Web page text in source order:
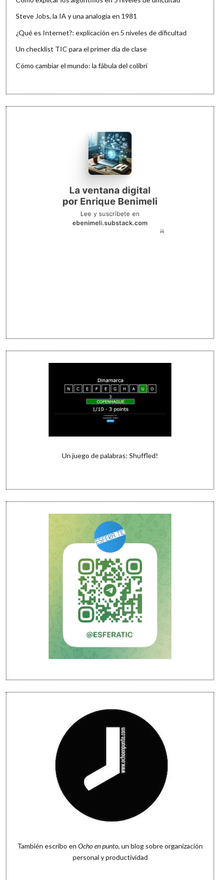
Steve Jobs, la IA y una analogía en 1981
¿Qué es Internet?: explicación en 5 niveles de dificultad
Un checklist TIC para el primer día de clase
Cómo cambiar el mundo: la fábula del colibrí
Un juego de palabras: Shuffled!
También escribo en Ocho en punto, un blog sobre organización
personal y productividad